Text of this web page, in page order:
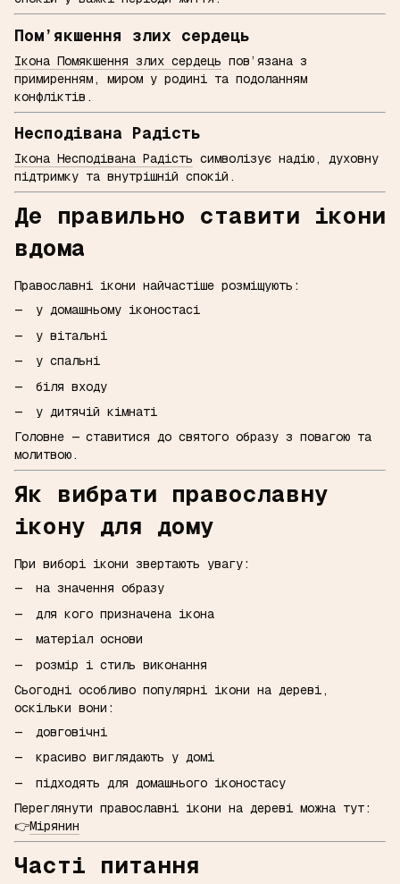
Пом’якшення злих сердець
Ікона Помякшення злих сердець пов’язана з
примиренням, миром у родині та подоланням
конфліктів.
Несподівана Радість
Ікона Несподівана Радість символізує надію, духовну
підтримку та внутрішній спокій.
Де правильно ставити ікони
вдома
Православні ікони найчастіше розміщують:
у домашньому іконостасі
у вітальні
у спальні
біля входу
у дитячій кімнаті
Головне — ставитися до святого образу з повагою та
молитвою.
Як вибрати православну
ікону для дому
При виборі ікони звертають увагу:
на значення образу
для кого призначена ікона
матеріал основи
розмір і стиль виконання
Сьогодні особливо популярні ікони на дереві,
оскільки вони:
довговічні
красиво виглядають у домі
підходять для домашнього іконостасу
Переглянути православні ікони на дереві можна тут:
👉Мірянин
Часті питання